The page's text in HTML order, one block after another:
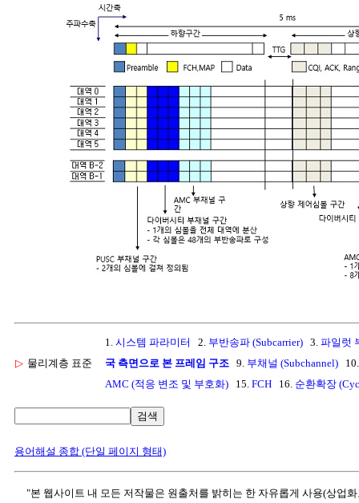
▷ 물리계층 표준
1. 시스템 파라미터 2. 부반송파 (Subcarrier) 3. 파일럿
국 측면으로 본 프레임 구조 9. 부채널 (Subchannel)
AMC (적응 변조 및 부호화) 15. FCH 16. 순환확장
검색
용어해설 종합 (단일 페이지 형태)
"본 웹사이트 내 모든 저작물은 원출처를 밝히는 한 자유롭게 사용(상업